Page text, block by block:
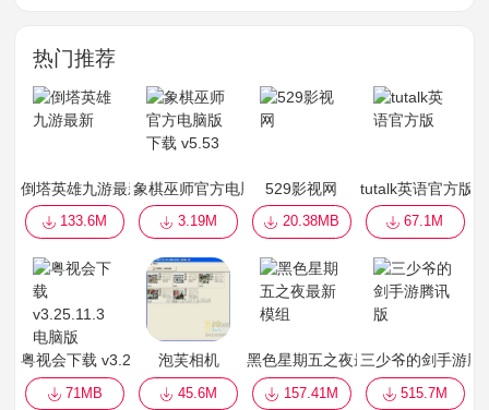
热门推荐
倒塔英雄九游最新
133.6M
象棋巫师官方电脑版下载 v5.53
3.19M
529影视网
20.38MB
tutalk英语官方版
67.1M
粤视会下载 v3.25.11.3 电脑版
71MB
泡芙相机
45.6M
黑色星期五之夜最新模组
157.41M
三少爷的剑手游腾
515.7M